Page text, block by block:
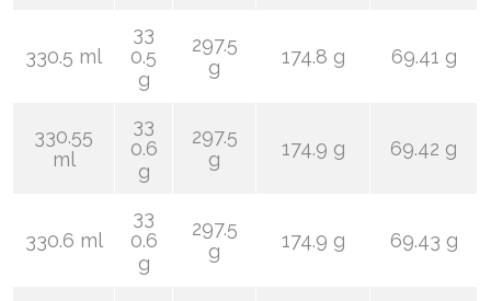
330.5 ml
33
0.5
g
297.5
g
174.8 g 69.41 g
330.55
ml
33
0.6
g
297.5
g
174.9 g 69.42 g
330.6 ml
33
0.6
g
297.5
g
174.9 g 69.43 g